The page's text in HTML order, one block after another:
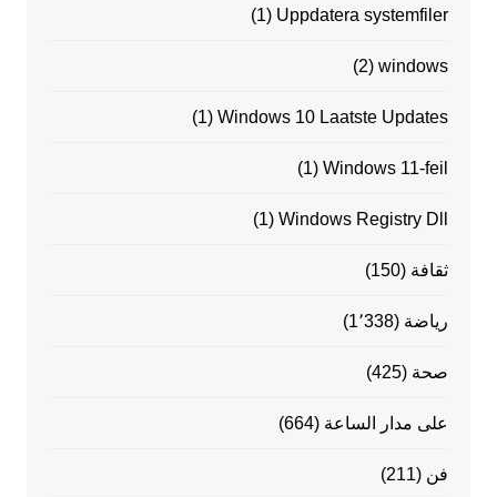
Uppdatera systemfiler
(1)
windows
(2)
Windows 10 Laatste Updates
(1)
Windows 11-feil
(1)
Windows Registry Dll
(1)
ثقافة (150)
رياضة (1٬338)
صحة (425)
على مدار الساعة (664)
فن (211)